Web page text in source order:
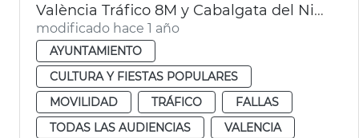
València Tráfico 8M y Cabalgata del Ninot
modificado hace 1 año
AYUNTAMIENTO
CULTURA Y FIESTAS POPULARES
MOVILIDAD
TRÁFICO
FALLAS
TODAS LAS AUDIENCIAS
VALENCIA